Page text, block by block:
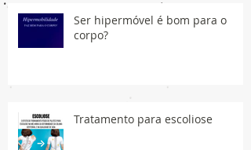
Ser hipermóvel é bom para o
corpo?
Tratamento para escoliose